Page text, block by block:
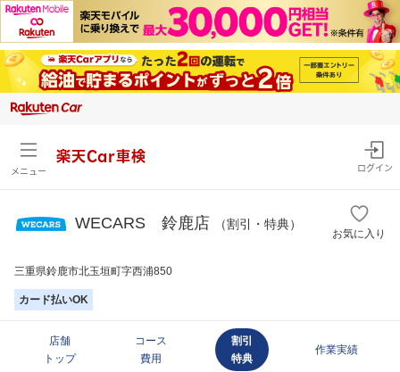
メニュー
楽天Car車検
ログイン
WECARS 鈴鹿店 （割引・特典）
お気に入り
三重県鈴鹿市北玉垣町字西浦850
カード払いOK
店舗
トップ
コース
費用
割引
特典
作業実績